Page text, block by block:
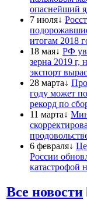
опаснейший
7 июля↓
итогам 2018
18 мая↓ РФ
зерна 2019 г,
экспорт
28 марта↓
году может
рекорд по
11 марта↓
6 февраля↓
России
катастрофой
Все новости